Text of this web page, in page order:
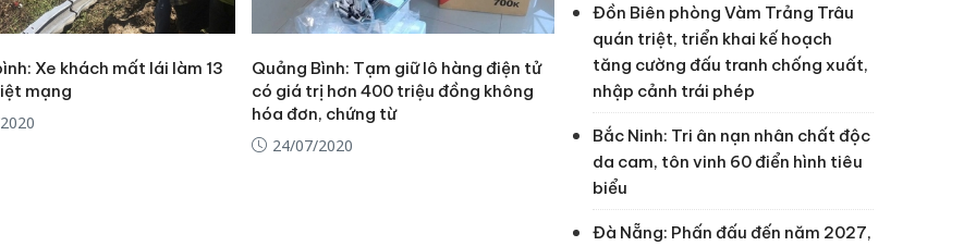
Xe khách mất lái làm 13
mạng
Quảng Bình: Tạm giữ lô hàng điện tử
có giá trị hơn 400 triệu đồng không
hóa đơn, chứng từ
24/07/2020
Đồn Biên phòng Vàm Trảng Trâu
quán triệt, triển khai kế hoạch
tăng cường đấu tranh chống xuất,
nhập cảnh trái phép
Bắc Ninh: Tri ân nạn nhân chất độc
da cam, tôn vinh 60 điển hình tiêu
biểu
Đà Nẵng: Phấn đấu đến năm 2027,